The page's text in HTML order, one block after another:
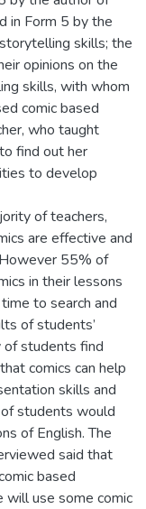
in Form 5 by the
skills; the
opinions on the
skills, with whom
comic based
who taught
find out her
to develop
of teachers,
are effective and
55% of
in their lessons
to search and
of students’
students find
comics can help
skills and
students would
of English. The
said that
based
will use some comic